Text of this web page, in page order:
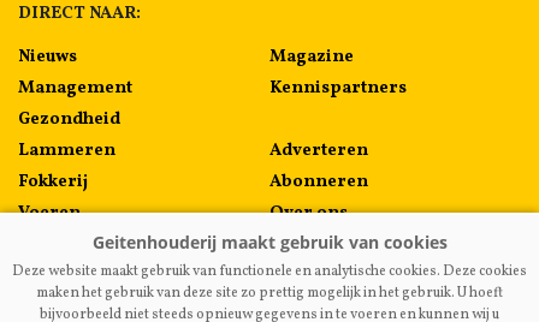
DIRECT NAAR:
Nieuws
Management
Gezondheid
Lammeren
Fokkerij
Voeren
Algemeen
Melkprijzen
Magazine
Kennispartners
Adverteren
Abonneren
Over ons
Contact
Deze website maakt gebruik van functionele en analytische cookies. Deze cookies
maken het gebruik van deze site zo prettig mogelijk in het gebruik. U hoeft
bijvoorbeeld niet steeds opnieuw gegevens in te voeren en kunnen wij u